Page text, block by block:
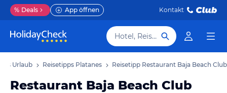
% Deals App öffnen Kontakt
Hotel, Reiseziel
Urlaub Reisetipps Platanes Reisetipp Restaurant Baja Beach Club
Restaurant Baja Beach Club